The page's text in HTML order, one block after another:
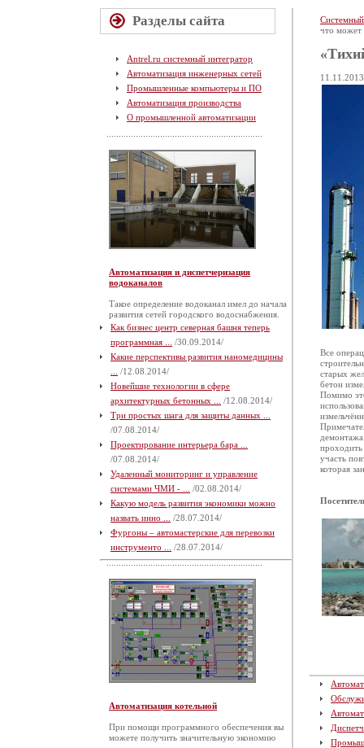
Разделы сайта
Antrel.ru системный интегратор
Автоматизация инженерных сетей
Промышленные компьютеры и ПО
Автоматизация производства
О промышленной автоматизации
Автоматизация и диспетчеризация
водоканалов
Такое определение водоканал имел до начала
развития сетей городского водоснабжения.
Как бизнес центр северная башня теперь
программная ...
/30.09.2014/
Какие перспективы развития наномедицины
/12.08.2014/
Новейшие технологии в сфере
архитектурных бетонных ...
/12.08.2014/
Три простых шага для защиты данных ...
/07.08.2014/
Проектирование интерьера бара ...
/07.08.2014/
Удаленный мониторинг и управление
системами ЧМИ - ...
/02.08.2014/
Какую модель развития экономики можно
назвать инно ...
/28.07.2014/
Фургоны – автомастерские для перевозки
инструменто ...
/28.07.2014/
Автоматизация котельной
При помощи программного обеспечения вы
можете получить значительную экономию
что может
Все
старых
бетон
Помимо
проходить
участь
которая